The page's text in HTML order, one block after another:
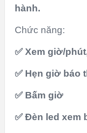
hành.
Chức năng:
✅ Xem giờ/
✅ Hẹn giờ báo
✅ Bấm giờ
✅ Đèn led xem